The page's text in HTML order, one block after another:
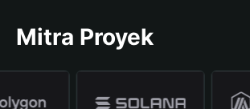
Mitra Proyek